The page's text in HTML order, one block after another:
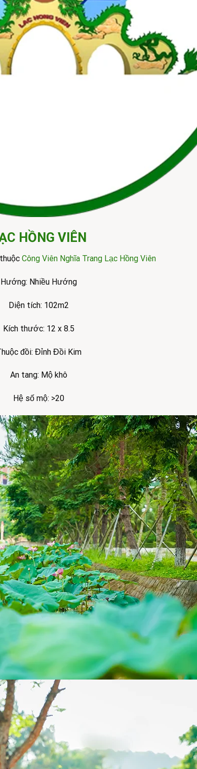
HỒNG VIÊN
Công Viên Nghĩa Trang Lạc Hồng Viên
Hướng: Nhiều Hướng
Diện tích: 102m2
Kích thước: 12 x 8.5
đồi: Đỉnh Đồi Kim
An tang: Mộ khô
Hệ số mộ: >20